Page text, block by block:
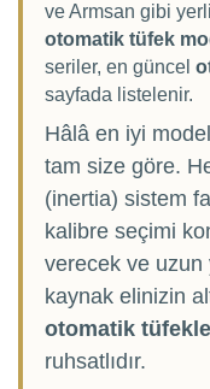
ve Armsan gibi
otomatik tüfek
seriler, en güncel
sayfada listelenir.
Hâlâ en iyi
tam size göre.
(inertia) sistem
kalibre seçimi
verecek ve uzun
kaynak elinizin
otomatik
ruhsatlıdır.